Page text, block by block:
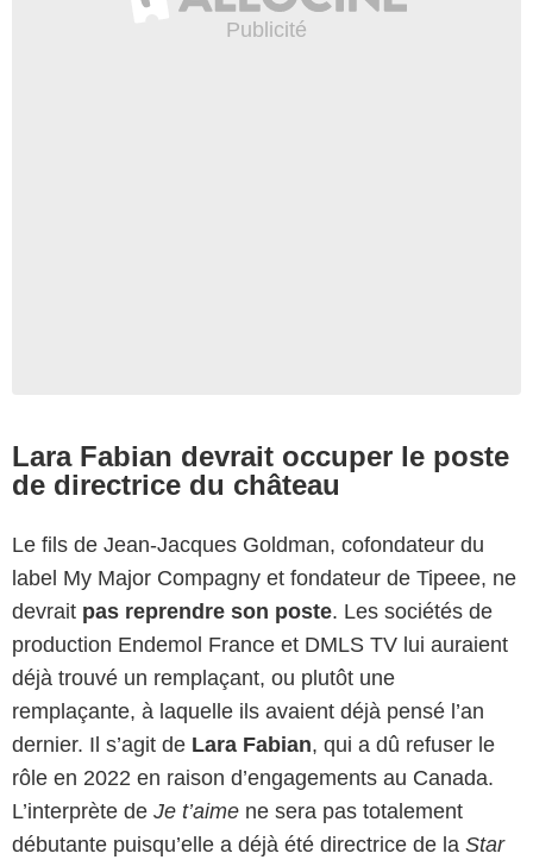
Lara Fabian devrait occuper le poste
de directrice du château
Le fils de Jean-Jacques Goldman, cofondateur du
label My Major Compagny et fondateur de Tipeee, ne
devrait pas reprendre son poste. Les sociétés de
production Endemol France et DMLS TV lui auraient
déjà trouvé un remplaçant, ou plutôt une
remplaçante, à laquelle ils avaient déjà pensé l’an
dernier. Il s’agit de Lara Fabian, qui a dû refuser le
rôle en 2022 en raison d’engagements au Canada.
L’interprète de Je t’aime ne sera pas totalement
débutante puisqu’elle a déjà été directrice de la Star